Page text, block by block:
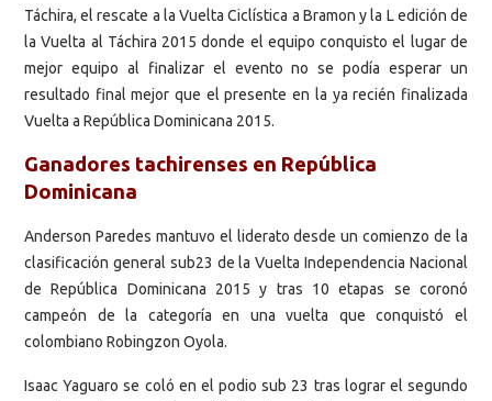
Táchira, el rescate a la Vuelta Ciclística a Bramon y la L edición de
la Vuelta al Táchira 2015 donde el equipo conquisto el lugar de
mejor equipo al finalizar el evento no se podía esperar un
resultado final mejor que el presente en la ya recién finalizada
Vuelta a República Dominicana 2015.
Ganadores tachirenses en República
Dominicana
Anderson Paredes mantuvo el liderato desde un comienzo de la
clasificación general sub23 de la Vuelta Independencia Nacional
de República Dominicana 2015 y tras 10 etapas se coronó
campeón de la categoría en una vuelta que conquistó el
colombiano Robingzon Oyola.
Isaac Yaguaro se coló en el podio sub 23 tras lograr el segundo